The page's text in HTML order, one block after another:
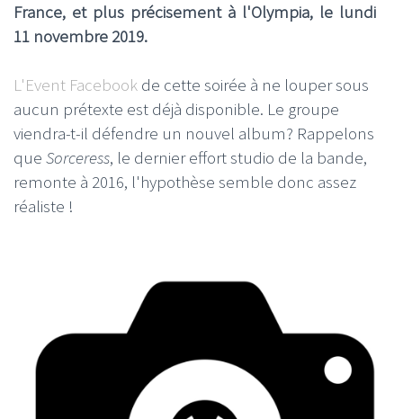
France, et plus précisement à l'Olympia, le lundi
11 novembre 2019.
L'Event Facebook de cette soirée à ne louper sous
aucun prétexte est déjà disponible. Le groupe
viendra-t-il défendre un nouvel album? Rappelons
que Sorceress, le dernier effort studio de la bande,
remonte à 2016, l'hypothèse semble donc assez
réaliste !